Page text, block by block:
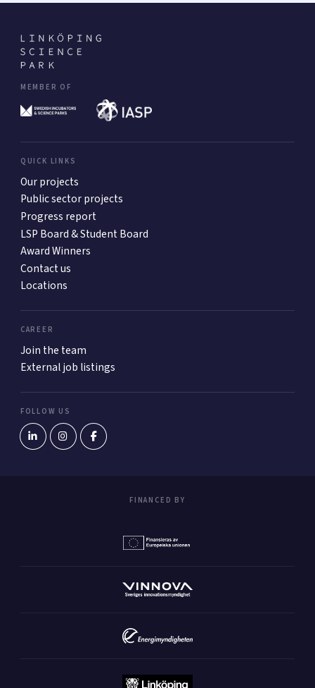
MEMBER OF
QUICK LINKS
Our projects
Public sector projects
Progress report
LSP Board & Student Board
Award Winners
Contact us
Locations
CAREER
Join the team
External job listings
FOLLOW US
FINANCED BY